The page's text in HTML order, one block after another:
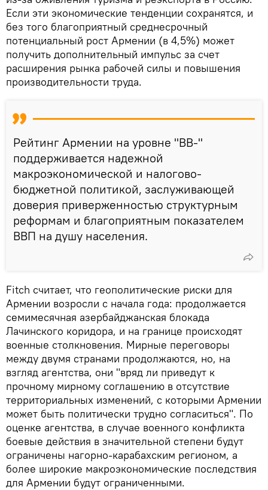
Если эти экономические тенденции сохранятся, и
без того благоприятный среднесрочный
потенциальный рост Армении (в 4,5%) может
получить дополнительный импульс за счет
расширения рынка рабочей силы и повышения
производительности труда.
Рейтинг Армении на уровне "BB-"
поддерживается надежной
макроэкономической и налогово-
бюджетной политикой, заслуживающей
доверия приверженностью структурным
реформам и благоприятным показателем
ВВП на душу населения.
Fitch считает, что геополитические риски для
Армении возросли с начала года: продолжается
семимесячная азербайджанская блокада
Лачинского коридора, и на границе происходят
военные столкновения. Мирные переговоры
между двумя странами продолжаются, но, на
взгляд агентства, они "вряд ли приведут к
прочному мирному соглашению в отсутствие
территориальных изменений, с которыми Армении
может быть политически трудно согласиться". По
оценке агентства, в случае военного конфликта
боевые действия в значительной степени будут
ограничены нагорно-карабахским регионом, а
более широкие макроэкономические последствия
для Армении будут ограниченными.